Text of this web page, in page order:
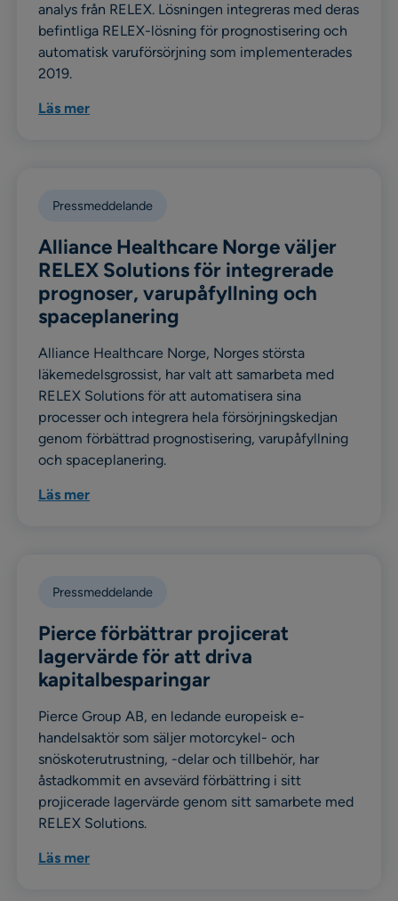
analys från RELEX. Lösningen integreras med deras
befintliga RELEX-lösning för prognostisering och
automatisk varuförsörjning som implementerades
2019.
Läs mer
Pressmeddelande
Alliance Healthcare Norge väljer
RELEX Solutions för integrerade
prognoser, varupåfyllning och
spaceplanering
Alliance Healthcare Norge, Norges största
läkemedelsgrossist, har valt att samarbeta med
RELEX Solutions för att automatisera sina
processer och integrera hela försörjningskedjan
genom förbättrad prognostisering, varupåfyllning
och spaceplanering.
Läs mer
Pressmeddelande
Pierce förbättrar projicerat
lagervärde för att driva
kapitalbesparingar
Pierce Group AB, en ledande europeisk e-
handelsaktör som säljer motorcykel- och
snöskoterutrustning, -delar och tillbehör, har
åstadkommit en avsevärd förbättring i sitt
projicerade lagervärde genom sitt samarbete med
RELEX Solutions.
Läs mer